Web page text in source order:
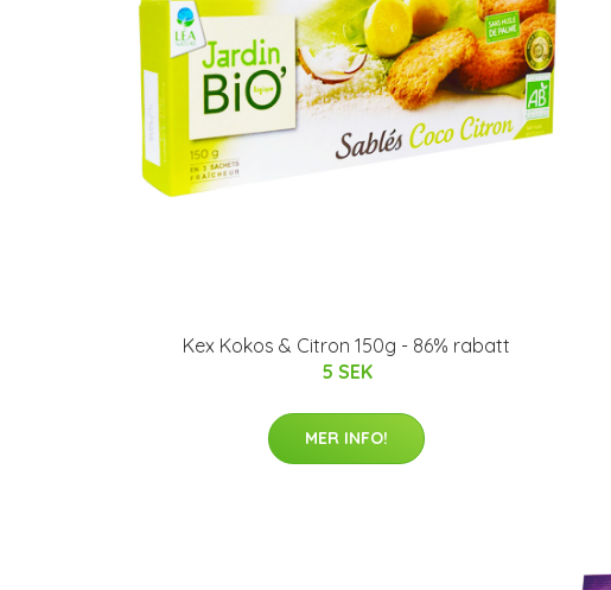
Kex Kokos & Citron 150g - 86% rabatt
5 SEK
MER INFO!